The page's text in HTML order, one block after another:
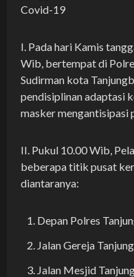
Covid-19
I. Pada hari Kamis
Wib, bertempat di
Sudirman kota
pendisiplinan adaptasi
masker mengantisipasi
II. Pukul 10.00 Wib,
beberapa titik pusat
diantaranya:
Depan Polres
Jalan Gereja
Jalan Mesjid